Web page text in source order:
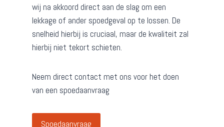
wij na akkoord direct aan de slag om een
lekkage of ander spoedgeval op te lossen. De
snelheid hierbij is cruciaal, maar de kwaliteit zal
hierbij niet tekort schieten.
Neem direct contact met ons voor het doen
van een spoedaanvraag
Spoedaanvraag